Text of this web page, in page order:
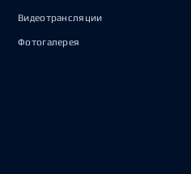
Видеотрансляции
Фотогалерея